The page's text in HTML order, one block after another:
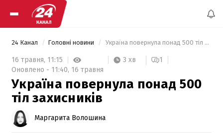
24 Канал Головні новини Україна повернула понад 500 тіл захисників
16 травня, 11:15 3 хв
1
Оновлено - 11:40, 16 травня
Україна повернула понад 500
тіл захисників
Маргарита Волошина